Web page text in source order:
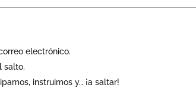
electrónico.
salto.
instruimos y… ¡a saltar!